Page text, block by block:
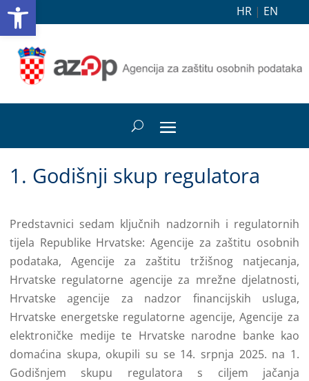
HR | EN
1. Godišnji skup regulatora
Predstavnici sedam ključnih nadzornih i regulatornih
tijela Republike Hrvatske: Agencije za zaštitu osobnih
podataka, Agencije za zaštitu tržišnog natjecanja,
Hrvatske regulatorne agencije za mrežne djelatnosti,
Hrvatske agencije za nadzor financijskih usluga,
Hrvatske energetske regulatorne agencije, Agencije za
elektroničke medije te Hrvatske narodne banke kao
domaćina skupa, okupili su se 14. srpnja 2025. na 1.
Godišnjem skupu regulatora s ciljem jačanja